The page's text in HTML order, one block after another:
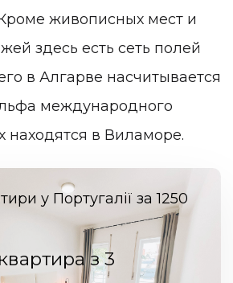
живописных мест и
здесь есть сеть полей
в Алгарве насчитывается
международного
находятся в Виламоре.
у Португалії за 1250
з 3